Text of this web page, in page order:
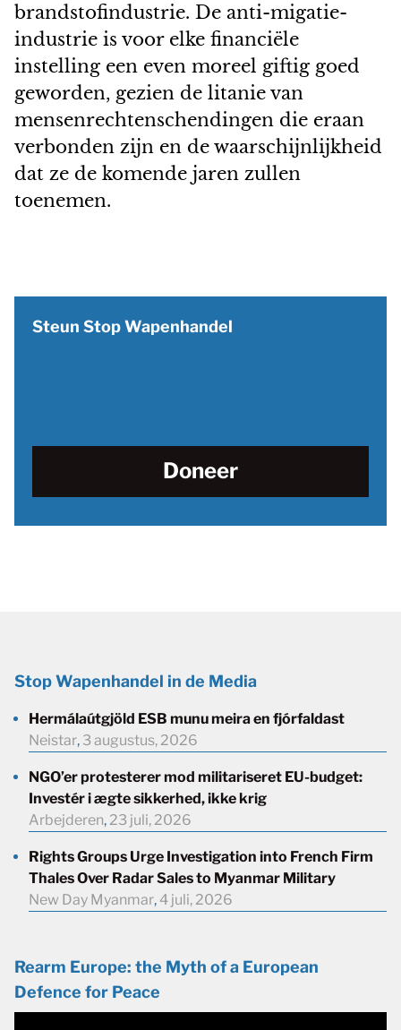
brandstofindustrie. De anti-migatie-
industrie is voor elke financiële
instelling een even moreel giftig goed
geworden, gezien de litanie van
mensenrechtenschendingen die eraan
verbonden zijn en de waarschijnlijkheid
dat ze de komende jaren zullen
toenemen.
Steun Stop Wapenhandel
Doneer
Stop Wapenhandel in de Media
Hermálaútgjöld ESB munu meira en fjórfaldast
Neistar, 3 augustus, 2026
NGO’er protesterer mod militariseret EU-budget:
Investér i ægte sikkerhed, ikke krig
Arbejderen, 23 juli, 2026
Rights Groups Urge Investigation into French Firm
Thales Over Radar Sales to Myanmar Military
New Day Myanmar, 4 juli, 2026
Rearm Europe: the Myth of a European
Defence for Peace